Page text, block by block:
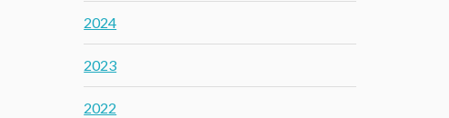
2024
2023
2022